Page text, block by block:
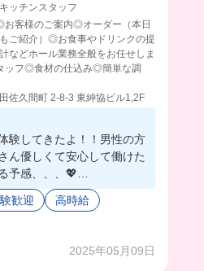
ッチンスタッフ
客様のご案内◎オーダー（本日
ご紹介）◎お食事やドリンクの提
どホール業務全般をお任せしま
ッフ◎食材の仕込み◎簡単な調
佐久間町 2-8-3 東紳協ビル1,2F
験してきたよ！！男性の方
ん優しくて安心して働けた
予感、、、💖
たんだけど、羊のお肉入り
た🎶
だから嬉しいよね🫶🏻
歓迎
高時給
2025年05月09日